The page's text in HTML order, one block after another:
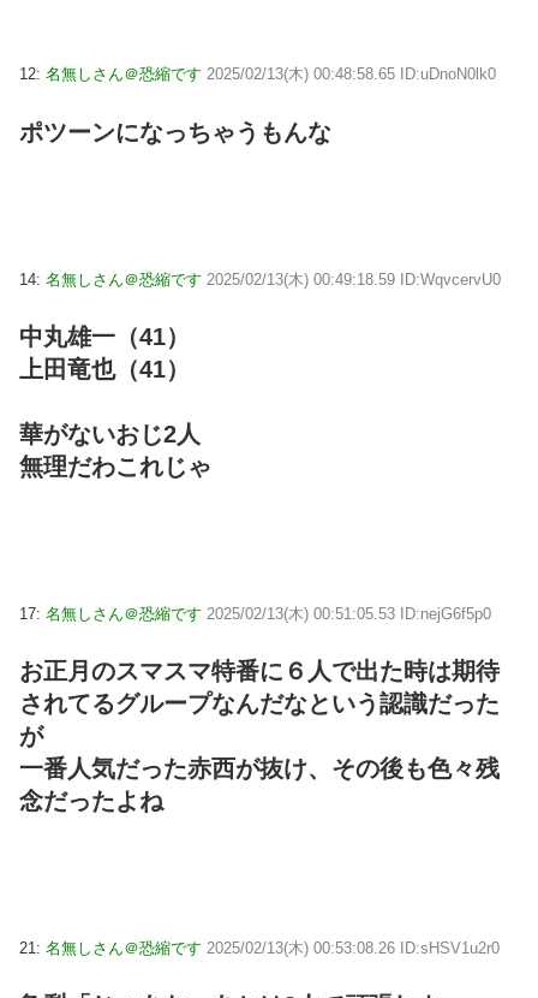
12: 名無しさん＠恐縮です 2025/02/13(木) 00:48:58.65 ID:uDnoN0lk0
ポツーンになっちゃうもんな
14: 名無しさん＠恐縮です 2025/02/13(木) 00:49:18.59 ID:WqvcervU0
中丸雄一（41）
上田竜也（41）
華がないおじ2人
無理だわこれじゃ
17: 名無しさん＠恐縮です 2025/02/13(木) 00:51:05.53 ID:nejG6f5p0
お正月のスマスマ特番に６人で出た時は期待
されてるグループなんだなという認識だった
が
一番人気だった赤西が抜け、その後も色々残
念だったよね
21: 名無しさん＠恐縮です 2025/02/13(木) 00:53:08.26 ID:sHSV1u2r0